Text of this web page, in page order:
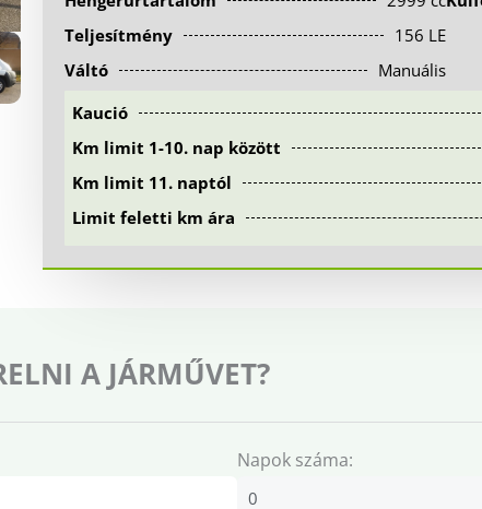
Teljesítmény
156 LE
Váltó
Manuális
Kaució
Km limit 1-10. nap között
Km limit 11. naptól
Limit feletti km ára
A JÁRMŰVET?
Napok száma: